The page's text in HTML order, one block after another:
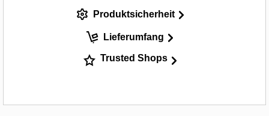
Produktsicherheit
Lieferumfang
Trusted Shops